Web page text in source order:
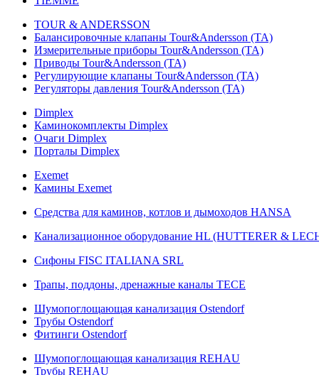
TOUR & ANDERSSON
Балансировочные клапаны Tour&Andersson (TA)
Измерительные приборы Tour&Andersson (TA)
Приводы Tour&Andersson (TA)
Регулирующие клапаны Tour&Andersson (TA)
Регуляторы давления Tour&Andersson (TA)
Dimplex
Каминокомплекты Dimplex
Очаги Dimplex
Порталы Dimplex
Exemet
Камины Exemet
Средства для каминов, котлов и дымоходов HANSA
Канализационное оборудование HL (HUTTERER &
Сифоны FISC ITALIANA SRL
Трапы, поддоны, дренажные каналы TECE
Шумопоглощающая канализация Ostendorf
Трубы Ostendorf
Фитинги Ostendorf
Шумопоглощающая канализация REHAU
Трубы REHAU